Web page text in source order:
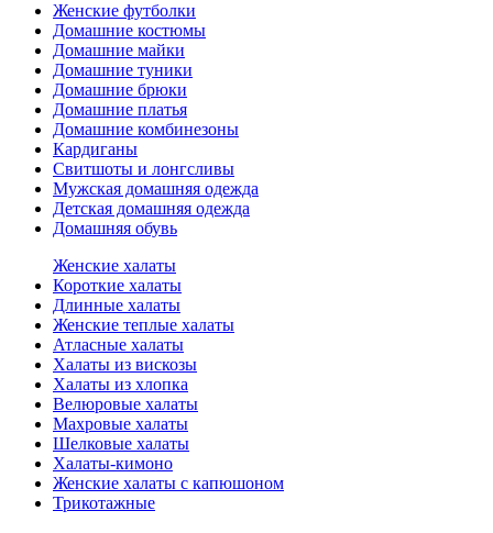
Женские футболки
Домашние костюмы
Домашние майки
Домашние туники
Домашние брюки
Домашние платья
Домашние комбинезоны
Кардиганы
Свитшоты и лонгсливы
Мужская домашняя одежда
Детская домашняя одежда
Домашняя обувь
Женские халаты
Короткие халаты
Длинные халаты
Женские теплые халаты
Атласные халаты
Халаты из вискозы
Халаты из хлопка
Велюровые халаты
Махровые халаты
Шелковые халаты
Халаты-кимоно
Женские халаты с капюшоном
Трикотажные